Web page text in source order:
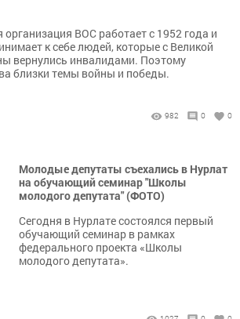
организация ВОС работает с 1952 года и
к себе людей, которые с Великой
вернулись инвалидами. Поэтому
близки темы войны и победы.
982 0 0
Молодые депутаты съехались в Нурлат
на обучающий семинар "Школы
молодого депутата" (ФОТО)
Сегодня в Нурлате состоялся первый
обучающий семинар в рамках
федерального проекта «Школы
молодого депутата».